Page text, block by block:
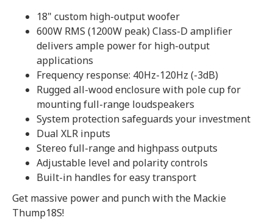
18" custom high-output woofer
600W RMS (1200W peak) Class-D amplifier
delivers ample power for high-output
applications
Frequency response: 40Hz-120Hz (-3dB)
Rugged all-wood enclosure with pole cup for
mounting full-range loudspeakers
System protection safeguards your investment
Dual XLR inputs
Stereo full-range and highpass outputs
Adjustable level and polarity controls
Built-in handles for easy transport
Get massive power and punch with the Mackie
Thump18S!